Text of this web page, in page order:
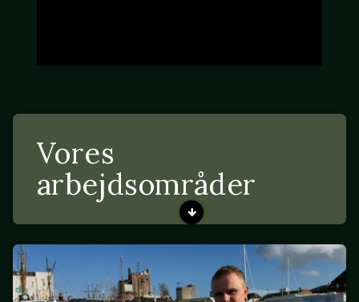
Vores
arbejdsområder